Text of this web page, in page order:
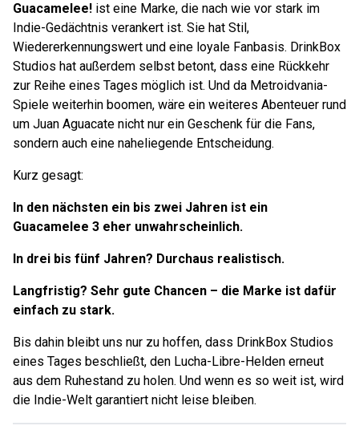
Guacamelee! ist eine Marke, die nach wie vor stark im
Indie-Gedächtnis verankert ist. Sie hat Stil,
Wiedererkennungswert und eine loyale Fanbasis. DrinkBox
Studios hat außerdem selbst betont, dass eine Rückkehr
zur Reihe eines Tages möglich ist. Und da Metroidvania-
Spiele weiterhin boomen, wäre ein weiteres Abenteuer rund
um Juan Aguacate nicht nur ein Geschenk für die Fans,
sondern auch eine naheliegende Entscheidung.
Kurz gesagt:
In den nächsten ein bis zwei Jahren ist ein
Guacamelee 3 eher unwahrscheinlich.
In drei bis fünf Jahren? Durchaus realistisch.
Langfristig? Sehr gute Chancen – die Marke ist dafür
einfach zu stark.
Bis dahin bleibt uns nur zu hoffen, dass DrinkBox Studios
eines Tages beschließt, den Lucha-Libre-Helden erneut
aus dem Ruhestand zu holen. Und wenn es so weit ist, wird
die Indie-Welt garantiert nicht leise bleiben.